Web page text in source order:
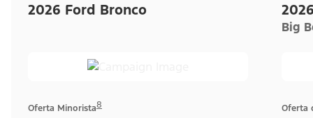
2026 Ford Bronco
Oferta Minorista8
Big
Oferta